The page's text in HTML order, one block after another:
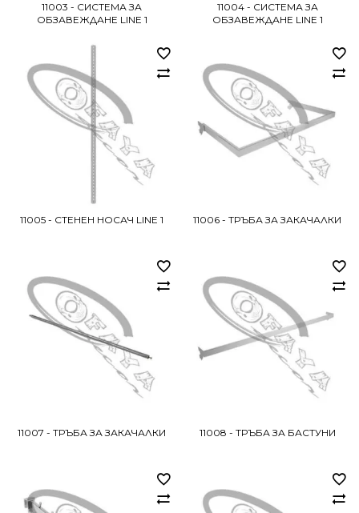
11003 - СИСТЕМА ЗА
ОБЗАВЕЖДАНЕ LINE 1
11004 - СИСТЕМА ЗА
ОБЗАВЕЖДАНЕ LINE 1
11005 - СТЕНЕН НОСАЧ LINE 1 11006 - ТРЪБА ЗА ЗАКАЧАЛКИ
11007 - ТРЪБА ЗА ЗАКАЧАЛКИ 11008 - ТРЪБА ЗА БАСТУНИ